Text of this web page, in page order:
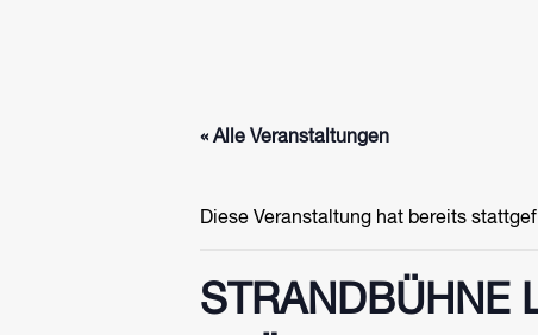
« Alle Veranstaltungen
Diese Veranstaltung hat bereits
STRANDBÜHNE